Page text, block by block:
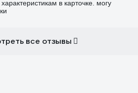
в карточке. могу
все отзывы